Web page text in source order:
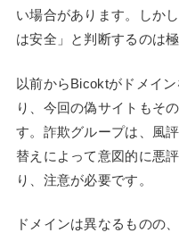
い場合があります。しか
は安全」と判断するのは
以前からBicoktがドメイ
り、今回の偽サイトもそ
す。詐欺グループは、風
替えによって意図的に悪
り、注意が必要です。
ドメインは異なるものの